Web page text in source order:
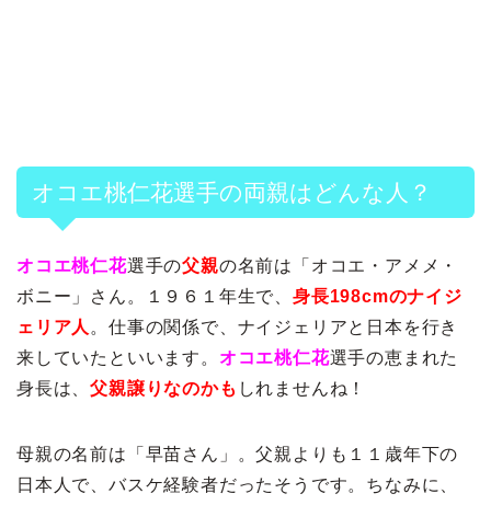
オコエ桃仁花選手の両親はどんな人？
オコエ桃仁花選手の父親の名前は「オコエ・アメメ・
ボニー」さん。１９６１年生で、身長198cmのナイジ
ェリア人。仕事の関係で、ナイジェリアと日本を行き
来していたといいます。 オコエ桃仁花選手の恵まれた
身長は、父親譲りなのかも しれませんね！
母親の名前は「早苗さん」。父親よりも１１歳年下の
日本人で、バスケ経験者だったそうです。ちなみに、